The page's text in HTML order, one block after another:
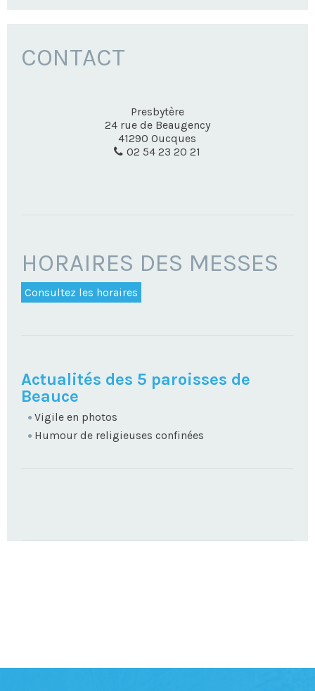
CONTACT
Presbytère
24 rue de Beaugency
41290 Oucques
02 54 23 20 21
HORAIRES DES MESSES
Consultez les horaires
NAVIGATION
Actualités des 5 paroisses de
Beauce
Vigile en photos
Humour de religieuses confinées